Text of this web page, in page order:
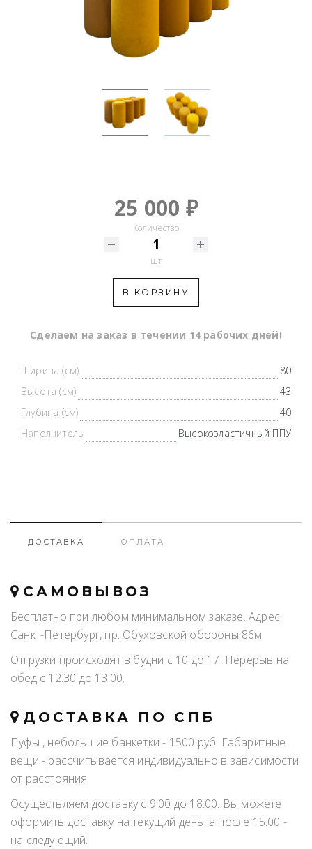
25 000 ₽
Количество
шт
В КОРЗИНУ
Cделаем на заказ в течении 14 рабочих дней!
Ширина (см)
80
Высота (см)
43
Глубина (см)
40
Наполнитель
Высокоэластичный ППУ
ДОСТАВКА ОПЛАТА
САМОВЫВОЗ
Бесплатно при любом минимальном заказе. Адрес:
Санкт-Петербург, пр. Обуховской обороны 86м
Отгрузки происходят в будни с 10 до 17. Перерыв на
обед с 12.30 до 13.00.
ДОСТАВКА ПО СПБ
Пуфы , небольшие банкетки - 1500 руб. Габаритные
вещи - рассчитывается индивидуально в зависимости
от расстояния
Осуществляем доставку с 9:00 до 18:00. Вы можете
оформить доставку на текущий день, а после 15:00 -
на следующий.